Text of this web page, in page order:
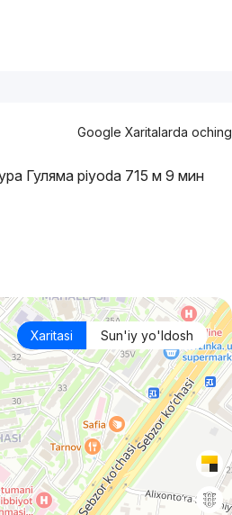
Google Xaritalarda oching
Гуляма piyoda 715 м 9 мин
Xaritasi Sun'iy yo'ldosh